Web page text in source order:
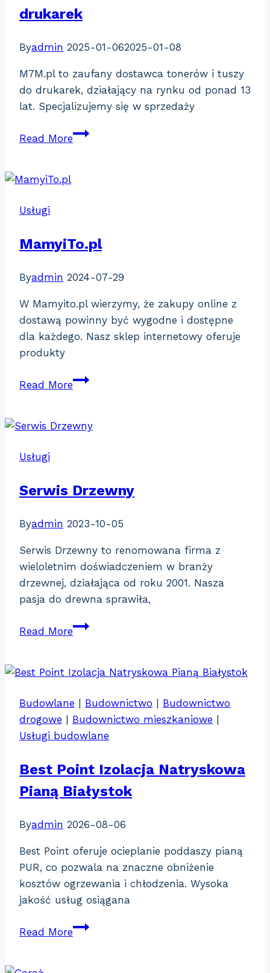
drukarek
Byadmin 2025-01-062025-01-08
M7M.pl to zaufany dostawca tonerów i tuszy
do drukarek, działający na rynku od ponad 13
lat. Specjalizujemy się w sprzedaży
Read MoreM7M.pl
Usługi
MamyiTo.pl
Byadmin 2024-07-29
W Mamyito.pl wierzymy, że zakupy online z
dostawą powinny być wygodne i dostępne
dla każdego. Nasz sklep internetowy oferuje
produkty
Read MoreMamyiTo.pl
Usługi
Serwis Drzewny
Byadmin 2023-10-05
Serwis Drzewny to renomowana firma z
wieloletnim doświadczeniem w branży
drzewnej, działająca od roku 2001. Nasza
pasja do drewna sprawiła,
Read MoreSerwis
Budowlane Budownictwo
Budownictwo
drogowe
Budownictwo mieszkaniowe
Usługi budowlane
Best Point Izolacja Natryskowa
Pianą Białystok
Byadmin 2026-08-06
Best Point oferuje ocieplanie poddaszy pianą
PUR, co pozwala na znaczne obniżenie
kosztów ogrzewania i chłodzenia. Wysoka
jakość usług osiągana
Read MoreBest